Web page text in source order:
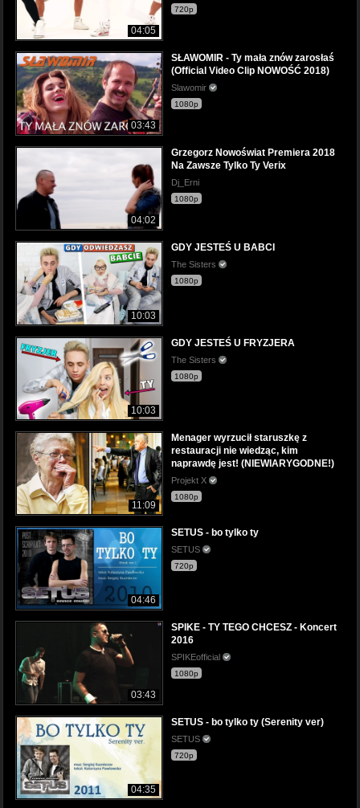
04:05
720p
03:43
SŁAWOMIR - Ty mała znów zarosłaś
(Official Video Clip NOWOŚĆ 2018)
Slawomir
1080p
04:02
Grzegorz Nowoświat Premiera 2018
Na Zawsze Tylko Ty Verix
Dj_Erni
1080p
10:03
GDY JESTEŚ U BABCI
The Sisters
1080p
10:03
GDY JESTEŚ U FRYZJERA
The Sisters
1080p
11:09
Menager wyrzucił staruszkę z
restauracji nie wiedząc, kim
naprawdę jest! (NIEWIARYGODNE!)
Projekt X
1080p
04:46
SETUS - bo tylko ty
SETUS
720p
03:43
SPIKE - TY TEGO CHCESZ - Koncert
2016
SPIKEofficial
1080p
04:35
SETUS - bo tylko ty (Serenity ver)
SETUS
720p